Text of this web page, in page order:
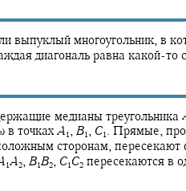
выпуклый многоугольник, в
диагональ равна какой-то
медианы треугольника
в точках A 1 , B1 , C1 . Прямые,
сторонам, пересекают
1A2, B1B2, C1 C2 пересекаются в